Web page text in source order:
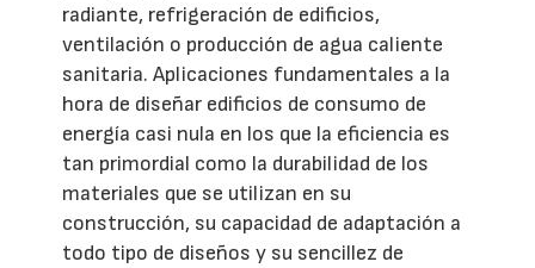
radiante, refrigeración de edificios,
ventilación o producción de agua caliente
sanitaria. Aplicaciones fundamentales a la
hora de diseñar edificios de consumo de
energía casi nula en los que la eficiencia es
tan primordial como la durabilidad de los
materiales que se utilizan en su
construcción, su capacidad de adaptación a
todo tipo de diseños y su sencillez de